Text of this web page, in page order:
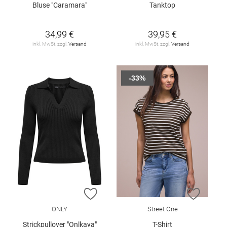
Bluse "Caramara"
34,99 €
inkl. MwSt. zzgl. Versand
Tanktop
39,95 €
inkl. MwSt. zzgl. Versand
ZUR WUNSCHLISTE HINZUFÜGEN
ONLY
Strickpullover "Onlkaya"
ZUR
Street One
T-Shirt
-33%